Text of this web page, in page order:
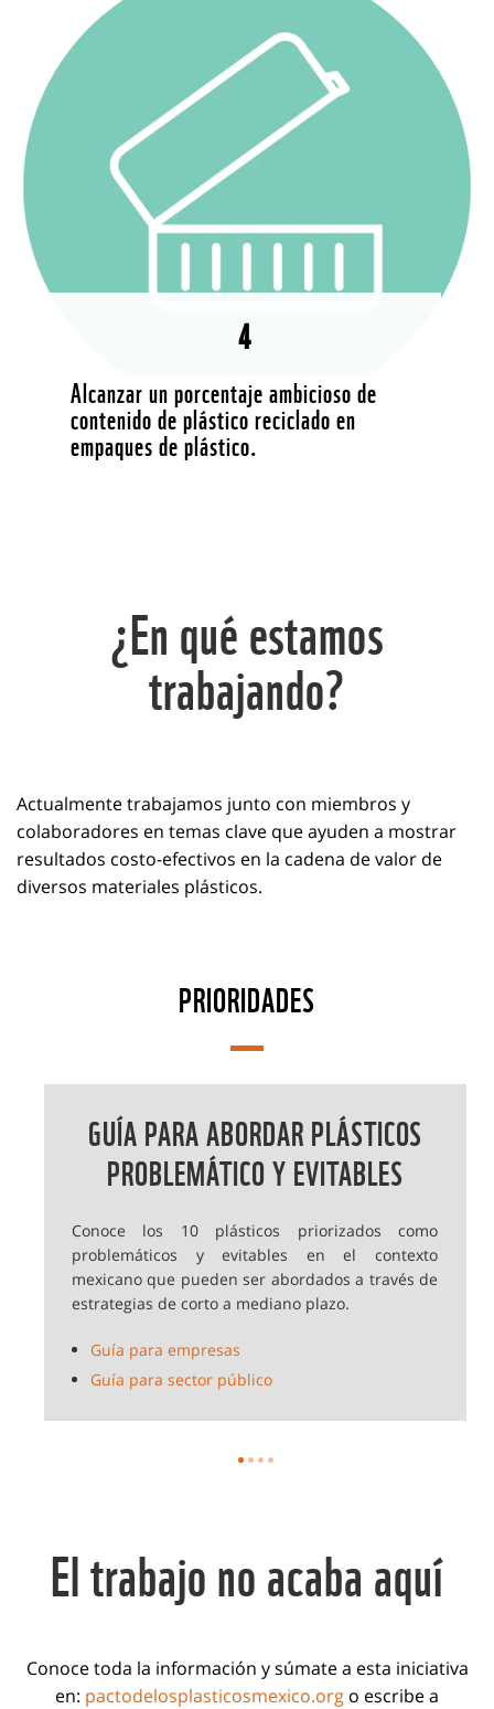
4
Alcanzar un porcentaje ambicioso de
contenido de plástico reciclado en
empaques de plástico.
¿En qué estamos
trabajando?
Actualmente trabajamos junto con miembros y
colaboradores en temas clave que ayuden a mostrar
resultados costo-efectivos en la cadena de valor de
diversos materiales plásticos.
PRIORIDADES
GUÍA PARA ABORDAR PLÁSTICOS
PROBLEMÁTICO Y EVITABLES
Conoce los 10 plásticos priorizados como
problemáticos y evitables en el contexto
mexicano que pueden ser abordados a través de
estrategias de corto a mediano plazo.
Guía para empresas
Guía para sector público
El trabajo no acaba aquí
Conoce toda la información y súmate a esta iniciativa
en: pactodelosplasticosmexico.org o escribe a